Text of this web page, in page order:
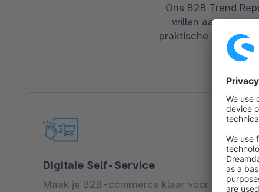
Ons B2B Trend
willen aangaan
praktische e-
Digitale Self-Service
Maak je B2B-commerce klaar voor de